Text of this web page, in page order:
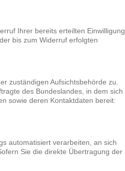
Ihrer bereits erteilten Einwilligung
bis zum Widerruf erfolgten
zuständigen Aufsichtsbehörde zu.
des Bundeslandes, in dem sich
sowie deren Kontaktdaten bereit:
automatisiert verarbeiten, an sich
Sie die direkte Übertragung der